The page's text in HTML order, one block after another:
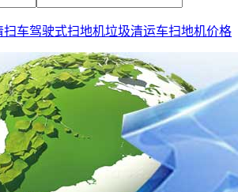
扫车驾驶式扫地机垃圾清运车扫地机价格